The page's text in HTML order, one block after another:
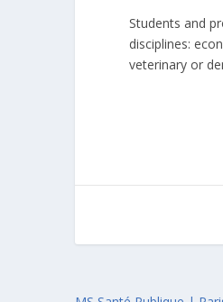
Students and
disciplines:
veterinary or